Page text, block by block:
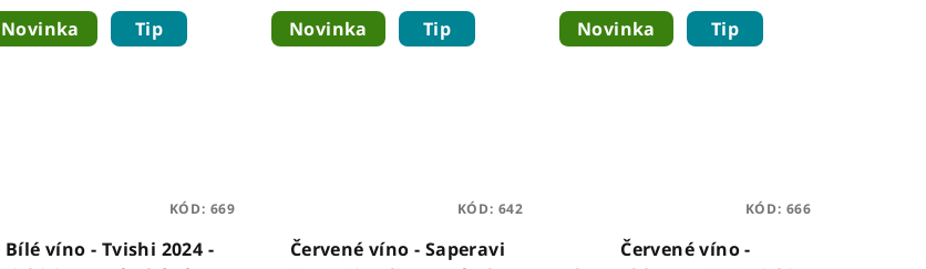
Novinka Tip
Bílé víno - Tvishi 2024 -
KÓD: 669
Novinka Tip
Červené víno - Saperavi
KÓD: 642
Novinka Tip
Červené víno -
KÓD: 666